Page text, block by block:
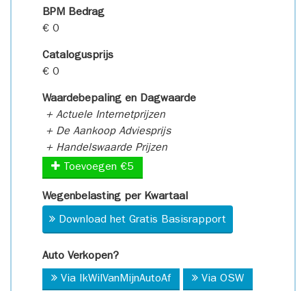
BPM Bedrag
€ 0
Catalogusprijs
€ 0
Waardebepaling en Dagwaarde
+ Actuele Internetprijzen
+ De Aankoop Adviesprijs
+ Handelswaarde Prijzen
Toevoegen €5
Wegenbelasting per Kwartaal
Download het Gratis Basisrapport
Auto Verkopen?
Via IkWilVanMijnAutoAf Via OSW